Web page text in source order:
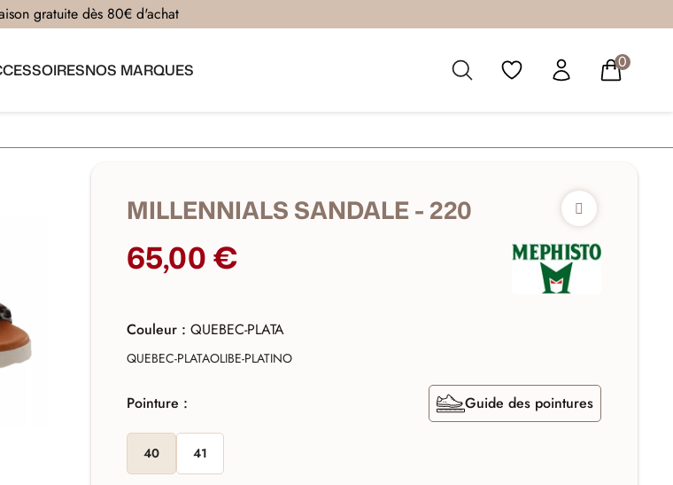
gratuite dès 80€ d'achat
NOS MARQUES 0
MILLENNIALS SANDALE - 220
65,00 €
Couleur :QUEBEC-PLATA
QUEBEC-PLATAOLIBE-PLATINO
Pointure : Guide des pointures
40 41